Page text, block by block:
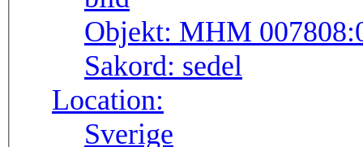
Objekt: MHM
Sakord: sedel
Location:
Sverige